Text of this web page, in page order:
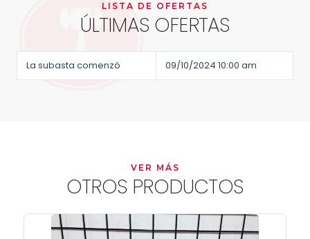
LISTA DE OFERTAS
ÚLTIMAS OFERTAS
La subasta comenzó 09/10/2024 10:00 am
VER MÁS
OTROS PRODUCTOS